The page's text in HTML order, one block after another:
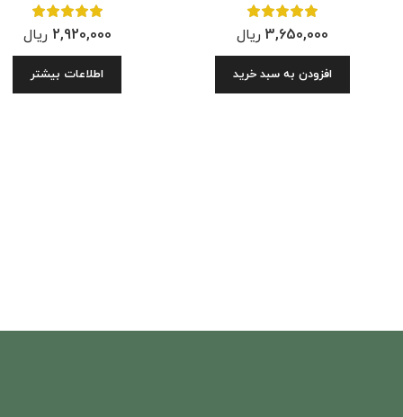
3,650,000 ریال
افزودن به سبد خرید
2,920,000 ریال
اطلاعات بیشتر